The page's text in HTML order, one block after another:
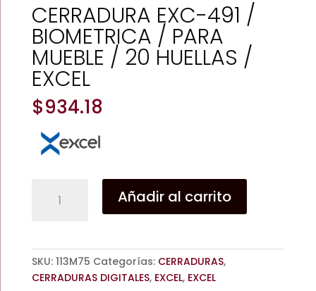
CERRADURA EXC-491 /
BIOMETRICA / PARA
MUEBLE / 20 HUELLAS /
EXCEL
$934.18
BIOMETRICA
/
PARA
Añadir al carrito
SKU: 113M75 Categorías: CERRADURAS,
CERRADURAS DIGITALES, EXCEL, EXCEL